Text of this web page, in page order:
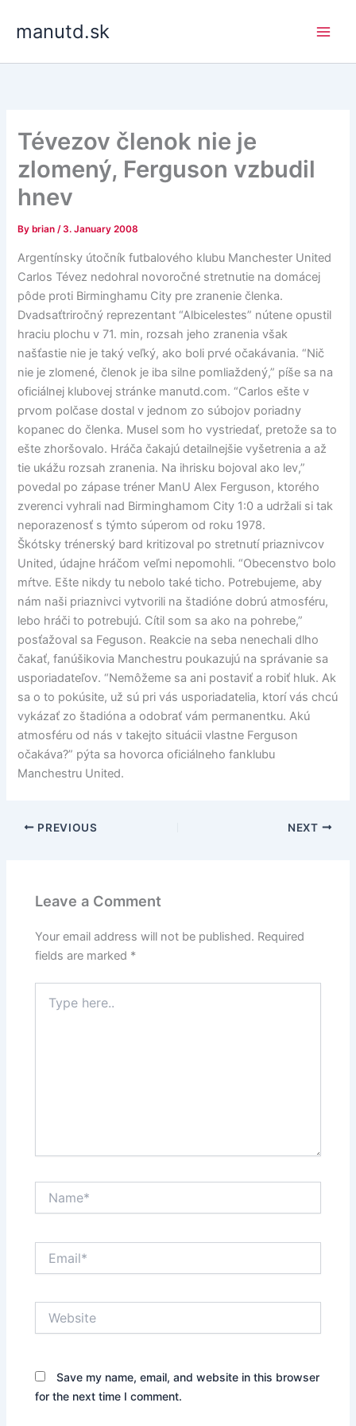
manutd.sk
Tévezov členok nie je
zlomený, Ferguson vzbudil
hnev
By brian/3. January 2008
Argentínsky útočník futbalového klubu Manchester United
Carlos Tévez nedohral novoročné stretnutie na domácej
pôde proti Birminghamu City pre zranenie členka.
Dvadsaťtriročný reprezentant “Albicelestes” nútene opustil
hraciu plochu v 71. min, rozsah jeho zranenia však
našťastie nie je taký veľký, ako boli prvé očakávania. “Nič
nie je zlomené, členok je iba silne pomliaždený,” píše sa na
oficiálnej klubovej stránke manutd.com. “Carlos ešte v
prvom polčase dostal v jednom zo súbojov poriadny
kopanec do členka. Musel som ho vystriedať, pretože sa to
ešte zhoršovalo. Hráča čakajú detailnejšie vyšetrenia a až
tie ukážu rozsah zranenia. Na ihrisku bojoval ako lev,”
povedal po zápase tréner ManU Alex Ferguson, ktorého
zverenci vyhrali nad Birminghamom City 1:0 a udržali si tak
neporazenosť s týmto súperom od roku 1978.
Škótsky trénerský bard kritizoval po stretnutí priaznivcov
United, údajne hráčom veľmi nepomohli. “Obecenstvo bolo
mŕtve. Ešte nikdy tu nebolo také ticho. Potrebujeme, aby
nám naši priaznivci vytvorili na štadióne dobrú atmosféru,
lebo hráči to potrebujú. Cítil som sa ako na pohrebe,”
posťažoval sa Feguson. Reakcie na seba nenechali dlho
čakať, fanúšikovia Manchestru poukazujú na správanie sa
usporiadateľov. “Nemôžeme sa ani postaviť a robiť hluk. Ak
sa o to pokúsite, už sú pri vás usporiadatelia, ktorí vás chcú
vykázať zo štadióna a odobrať vám permanentku. Akú
atmosféru od nás v takejto situácii vlastne Ferguson
očakáva?” pýta sa hovorca oficiálneho fanklubu
Manchestru United.
PREVIOUS NEXT
Leave a Comment
Your email address will not be published. Required
fields are marked *
here..
Save my name, email, and website in this browser
for the next time I comment.